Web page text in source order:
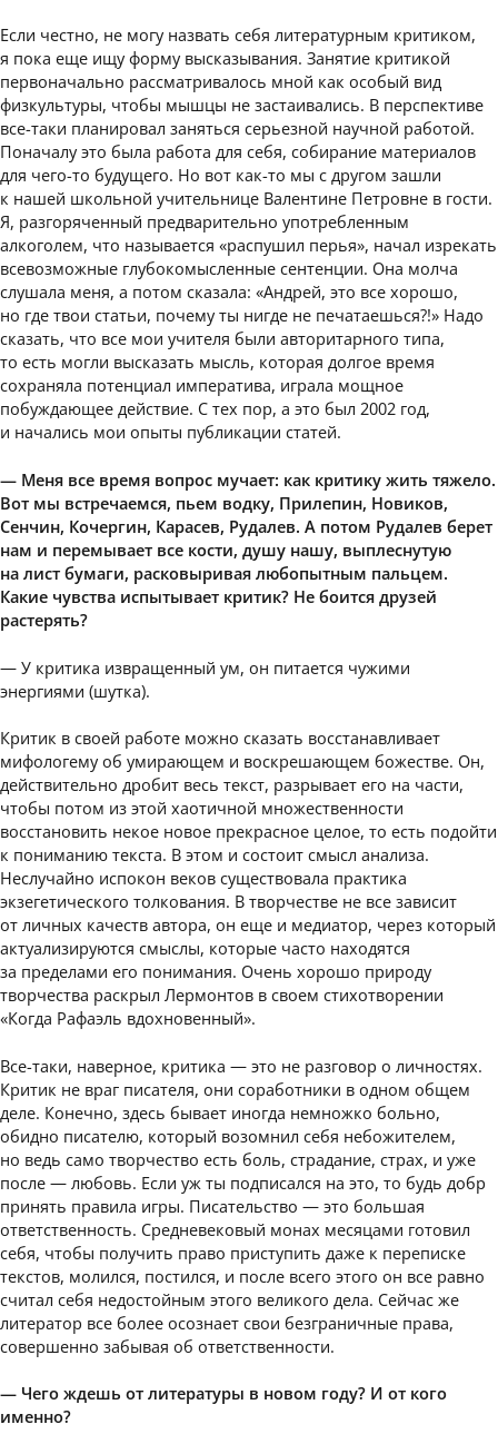
Если честно, не могу назвать себя литературным критиком,
я пока еще ищу форму высказывания. Занятие критикой
первоначально рассматривалось мной как особый вид
физкультуры, чтобы мышцы не застаивались. В перспективе
все-таки планировал заняться серьезной научной работой.
Поначалу это была работа для себя, собирание материалов
для чего-то будущего. Но вот как-то мы с другом зашли
к нашей школьной учительнице Валентине Петровне в гости.
Я, разгоряченный предварительно употребленным
алкоголем, что называется «распушил перья», начал изрекать
всевозможные глубокомысленные сентенции. Она молча
слушала меня, а потом сказала: «Андрей, это все хорошо,
но где твои статьи, почему ты нигде не печатаешься?!» Надо
сказать, что все мои учителя были авторитарного типа,
то есть могли высказать мысль, которая долгое время
сохраняла потенциал императива, играла мощное
побуждающее действие. С тех пор, а это был 2002 год,
и начались мои опыты публикации статей.
— Меня все время вопрос мучает: как критику жить тяжело.
Вот мы встречаемся, пьем водку, Прилепин, Новиков,
Сенчин, Кочергин, Карасев, Рудалев. А потом Рудалев берет
нам и перемывает все кости, душу нашу, выплеснутую
на лист бумаги, расковыривая любопытным пальцем.
Какие чувства испытывает критик? Не боится друзей
растерять?
— У критика извращенный ум, он питается чужими
энергиями (шутка).
Критик в своей работе можно сказать восстанавливает
мифологему об умирающем и воскрешающем божестве. Он,
действительно дробит весь текст, разрывает его на части,
чтобы потом из этой хаотичной множественности
восстановить некое новое прекрасное целое, то есть подойти
к пониманию текста. В этом и состоит смысл анализа.
Неслучайно испокон веков существовала практика
экзегетического толкования. В творчестве не все зависит
от личных качеств автора, он еще и медиатор, через который
актуализируются смыслы, которые часто находятся
за пределами его понимания. Очень хорошо природу
творчества раскрыл Лермонтов в своем стихотворении
«Когда Рафаэль вдохновенный».
Все-таки, наверное, критика — это не разговор о личностях.
Критик не враг писателя, они соработники в одном общем
деле. Конечно, здесь бывает иногда немножко больно,
обидно писателю, который возомнил себя небожителем,
но ведь само творчество есть боль, страдание, страх, и уже
после — любовь. Если уж ты подписался на это, то будь добр
принять правила игры. Писательство — это большая
ответственность. Средневековый монах месяцами готовил
себя, чтобы получить право приступить даже к переписке
текстов, молился, постился, и после всего этого он все равно
считал себя недостойным этого великого дела. Сейчас же
литератор все более осознает свои безграничные права,
совершенно забывая об ответственности.
— Чего ждешь от литературы в новом году? И от кого
именно?